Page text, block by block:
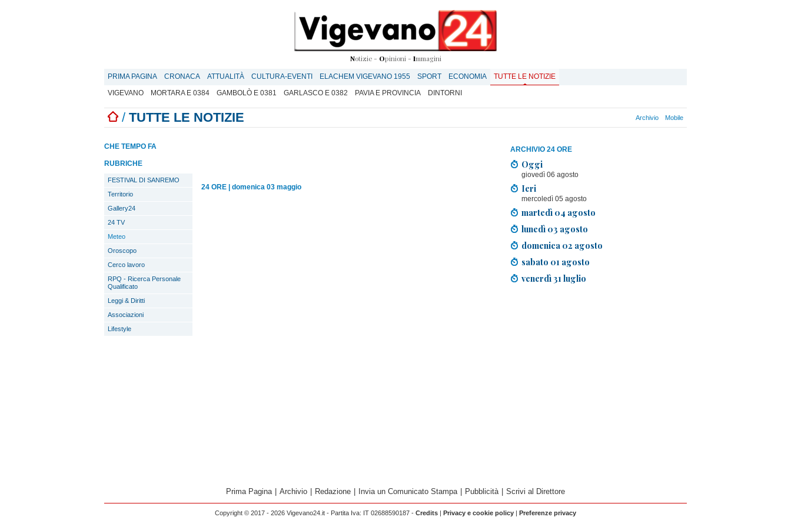
Notizie - Opinioni - Immagini
PRIMA PAGINA CRONACA ATTUALITÀ CULTURA-EVENTI ELACHEM VIGEVANO 1955 SPORT ECONOMIA
TUTTE LE NOTIZIE
VIGEVANO
MORTARA E 0384 GAMBOLÒ E 0381 GARLASCO E 0382 PAVIA E PROVINCIA DINTORNI
/ TUTTE LE NOTIZIE Archivio Mobile
ARCHIVIO 24 ORE
Oggi
giovedì 06 agosto
Ieri
mercoledì 05 agosto
martedì 04 agosto
lunedì 03 agosto
domenica 02 agosto
sabato 01 agosto
venerdì 31 luglio
CHE TEMPO FA
RUBRICHE
FESTIVAL DI SANREMO
Territorio
Gallery24
24 TV
Meteo
Oroscopo
Cerco lavoro
RPQ - Ricerca Personale
Qualificato
Leggi & Diritti
Associazioni
Lifestyle
24 ORE domenica 03 maggio
Prima Pagina Archivio Redazione Invia un Comunicato Stampa Pubblicità Scrivi al Direttore
Copyright © 2017 - 2026 Vigevano24.it - Partita Iva: IT 02688590187 - Credits | Privacy e cookie policy | Preferenze privacy